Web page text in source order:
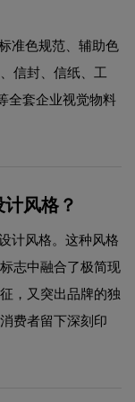
准色规范、辅助色
信封、信纸、工
全套企业视觉物料
风格？
计风格。这种风格
志中融合了极简现
，又突出品牌的独
费者留下深刻印